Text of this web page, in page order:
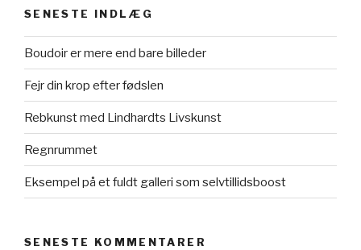
SENESTE INDLÆG
Boudoir er mere end bare billeder
Fejr din krop efter fødslen
Rebkunst med Lindhardts Livskunst​
Regnrummet
Eksempel på et fuldt galleri som selvtillidsboost​
SENESTE KOMMENTARER